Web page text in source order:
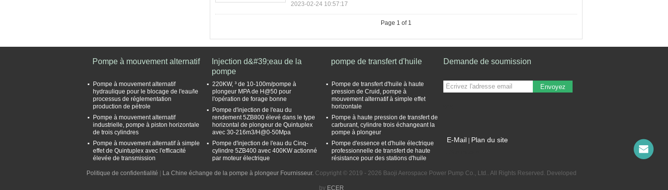
2023-02-24 10:57:17
Page 1 of 1
Pompe à mouvement alternatif
Pompe à mouvement alternatif
hydraulique pour le blocage de l'eau/le
processus de réglementation
production de pétrole
Pompe à mouvement alternatif
industrielle, pompe à piston horizontale
de trois cylindres
Pompe à mouvement alternatif à simple
effet de Quintuplex avec l'efficacité
élevée de transmission
Injection d&#39;eau de la
pompe
220KW, ³ de 10-100m/pompe à
plongeur MPA de H@50 pour
l'opération de forage bonne
Pompe d'injection de l'eau du
rendement 5ZB800 élevé dans le type
horizontal de plongeur de Quintuplex
avec 30-216m3/H@0-50Mpa
Pompe d'injection de l'eau du Cinq-
cylindre 5ZB400 avec 400KW actionné
par moteur électrique
pompe de transfert d'huile
Pompe de transfert d'huile à haute
pression de Cruid, pompe à
mouvement alternatif à simple effet
horizontale
Pompe à haute pression de transfert de
carburant, cylindre trois échangeant la
pompe à plongeur
Pompe d'essence et d'huile électrique
professionnelle de transfert de haute
résistance pour des stations d'huile
Demande de soumission
Envoyez
E-Mail Plan du site
Politique de confidentialité La Chine échange de la pompe à plongeur Fournisseur. Copyright © 2019 - 2026 Baoji Aerospace Power Pump Co., Ltd.. All Rights Reserved. Developed
by ECER